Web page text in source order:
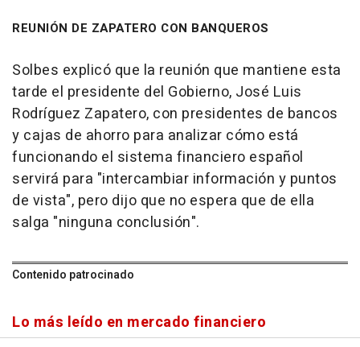
REUNIÓN DE ZAPATERO CON BANQUEROS
Solbes explicó que la reunión que mantiene esta
tarde el presidente del Gobierno, José Luis
Rodríguez Zapatero, con presidentes de bancos
y cajas de ahorro para analizar cómo está
funcionando el sistema financiero español
servirá para "intercambiar información y puntos
de vista", pero dijo que no espera que de ella
salga "ninguna conclusión".
Contenido patrocinado
Lo más leído en mercado financiero